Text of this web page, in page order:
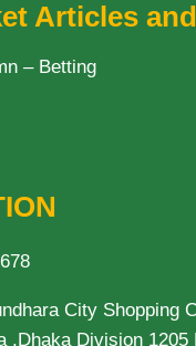
Articles
– Betting
City Shopping
,Dhaka Division 1205